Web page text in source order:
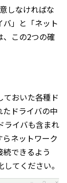
しなければな
バ」と「ネット
、この2つの確
ておいた各種ド
たドライバの中
ライバも含まれ
ネットワーク
できるよう
てください。